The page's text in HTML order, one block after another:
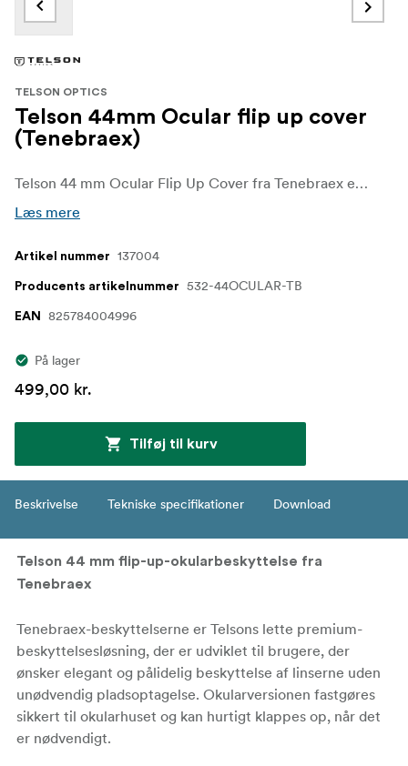
TELSON OPTICS
Telson 44mm Ocular flip up cover
(Tenebraex)
Telson 44 mm Ocular Flip Up Cover fra Tenebraex er et øjenstykkeafdækning i høj kvalitet til kompatible Telson-optikker med et 44 mm okularhus. Det er designet til at beskytte den bageste linse mod støv, snavs og vejr, samtidig med at optikken er klar til hurtig brug.
Læs mere
Artikel nummer 137004
Producents artikelnummer 532-44OCULAR-TB
EAN 825784004996
På lager
499,00 kr.
Tilføj til kurv
Beskrivelse Tekniske specifikationer Download
Telson 44 mm flip-up-okularbeskyttelse fra
Tenebraex
Tenebraex-beskyttelserne er Telsons lette premium-
beskyttelsesløsning, der er udviklet til brugere, der
ønsker elegant og pålidelig beskyttelse af linserne uden
unødvendig pladsoptagelse. Okularversionen fastgøres
sikkert til okularhuset og kan hurtigt klappes op, når det
er nødvendigt.